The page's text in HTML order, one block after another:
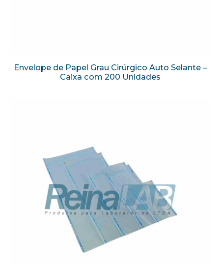
Envelope de Papel Grau Cirúrgico Auto Selante –
Caixa com 200 Unidades